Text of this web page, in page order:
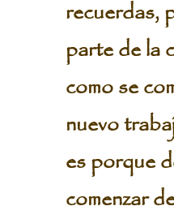
recuerdas,
parte de la
como se
nuevo
es porque
comenzar